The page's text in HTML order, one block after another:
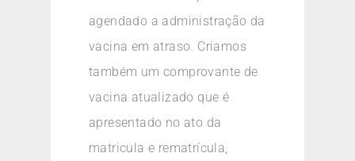
agendado a administração da
vacina em atraso. Criamos
também um comprovante de
vacina atualizado que é
apresentado no ato da
matricula e rematrícula,